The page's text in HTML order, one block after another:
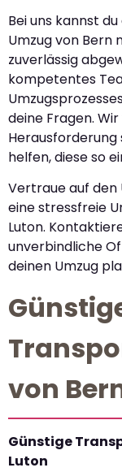
Bei uns kannst
Umzug von Bern
zuverlässig
kompetentes
deine Fragen.
helfen, diese so
Vertraue auf den
eine stressfreie
Luton.
unverbindliche
deinen Umzug
von
Günstige
Luton